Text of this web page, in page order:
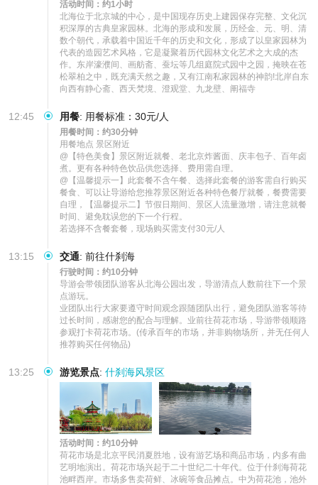
活动时间：约1小时
北海位于北京城的中心，是中国现存历史上建园保存完整、文化沉
积深厚的古典皇家园林。北海的形成和发展，历经金、元、明、清
数个朝代，承载着中国近千年的历史和文化，形成了以皇家园林为
代表的造园艺术风格，它是凝聚着历代园林文化艺术之大成的杰
作。东岸濠濮间、画舫斋、蚕坛等几组庭院式园中之园，掩映在苍
松翠柏之中，既充满天然之趣，又有江南私家园林的神韵!北岸自东
向西有静心斋、西天梵境、澄观堂、九龙壁、阐福寺
12:45 用餐: 用餐标准：30元/人
用餐时间：约30分钟
用餐地点 景区附近
@【特色美食】景区附近就餐、老北京炸酱面、庆丰包子、百年卤
煮。更有各种特色饮品供您选择、费用需自理。
@【温馨提示一】此套餐不含午餐、选择此套餐的游客需自行购买
餐食、可以让导游给您推荐景区附近各种特色餐厅就餐，餐费需要
自理，【温馨提示二】节假日期间、景区人流量激增，请注意就餐
时间、避免耽误您的下一个行程。
若选择不含餐套餐，现场购买需支付30元/人
13:15 交通: 前往什刹海
行驶时间：约10分钟
导游会带领团队游客从北海公园出发，导游清点人数前往下一个景
点游玩。
业团队出行大家要遵守时间观念跟随团队出行，避免团队游客等待
过长时间，感谢您的配合与理解。业前往荷花市场，导游带领顺路
参观打卡荷花市场。(传承百年的市场，并非购物场所，并无任何人
推荐购买任何物品)
13:25 游览景点: 什刹海风景区
活动时间：约10分钟
荷花市场是北京平民消夏胜地，设有游艺场和商品市场，内多有曲
艺明地演出。荷花市场兴起于二十世纪二十年代。位于什刹海荷花
池畔西岸。市场多售卖荷鲜、冰碗等食品摊点。中为荷花池，池外